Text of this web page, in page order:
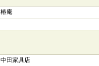
椿庵
中田家具店